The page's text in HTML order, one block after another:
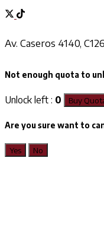
Av. Caseros 4140,
Not enough quota to
Unlock left : 0 Buy
Are you sure want to
Yes No